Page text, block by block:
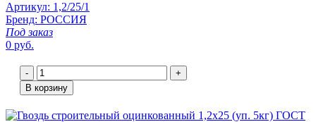
Артикул: 1,2/25/1
Бренд: РОССИЯ
Под заказ
0 руб.
-
+
В корзину